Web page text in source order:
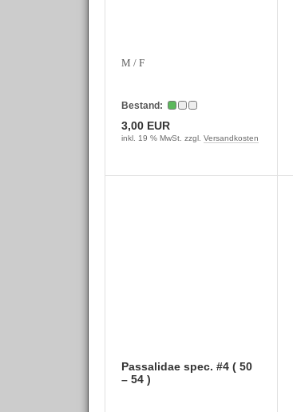
M / F
Bestand:
3,00 EUR
inkl. 19 % MwSt. zzgl. Versandkosten
Passalidae spec. #4 ( 50
– 54 )